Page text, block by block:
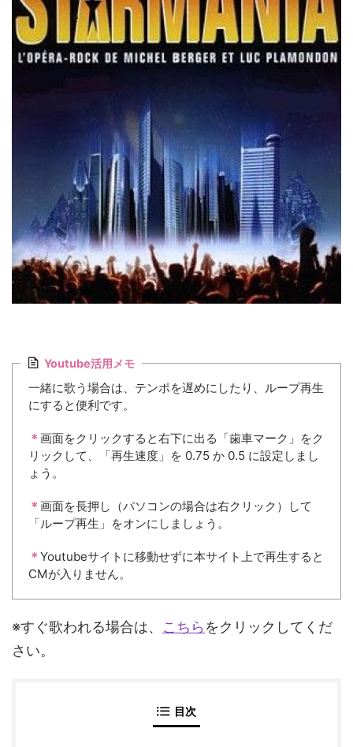
Youtube活用メモ
一緒に歌う場合は、テンポを遅めにしたり、ループ再生
にすると便利です。
＊ 画面をクリックすると右下に出る「歯車マーク」をク
リックして、「再生速度」を 0.75 か 0.5 に設定しまし
ょう。
＊ 画面を長押し（パソコンの場合は右クリック）して
「ループ再生」をオンにしましょう。
＊ Youtubeサイトに移動せずに本サイト上で再生すると
CMが入りません。
※すぐ歌われる場合は、 こちら をクリックしてくだ
さい。
目次